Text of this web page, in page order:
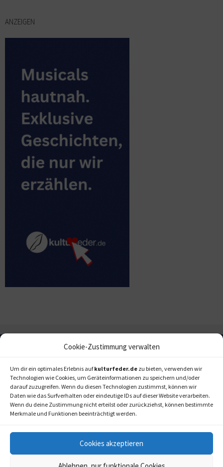
Cookie-Zustimmung verwalten
Um dir ein optimales Erlebnis aufkulturfeder.de zu bieten, verwenden wir
Technologien wie Cookies, um Geräteinformationen zu speichern und/oder
darauf zuzugreifen. Wenn du diesen Technologien zustimmst, können wir
Daten wie das Surfverhalten oder eindeutige IDs auf dieser Website verarbeiten.
Wenn du deine Zustimmung nicht erteilst oder zurückziehst, können bestimmte
Merkmale und Funktionen beeinträchtigt werden.
Cookies akzeptieren
ANZEIGEN